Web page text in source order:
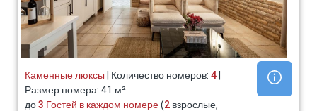
Каменные люксы| Количество номеров:4|
Размер номера: 41 м²
до3 Гостей в каждом номере(2взрослые,